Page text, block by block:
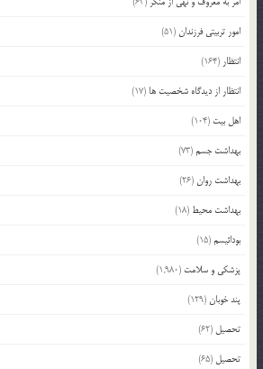
امور تربیتی فرزندان(51)
انتظار (164)
انتظار از دیدگاه شخصیت ها (17)
اهل بیت (104)
بهداشت جسم(73)
بهداشت روان(26)
بهداشت محیط (18)
بودائیسم(15)
پزشکی و سلامت (1,980)
پند خوبان(129)
تحصیل (62)
تحصیل (65)